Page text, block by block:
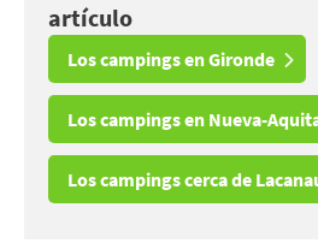
artículo
Los campings en Gironde
Los campings en Nueva-
Los campings cerca de